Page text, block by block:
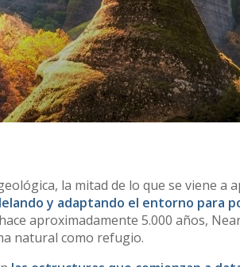
la mitad de lo que se viene a
y adaptando el entorno para
aproximadamente 5.000 años,
natural como refugio.